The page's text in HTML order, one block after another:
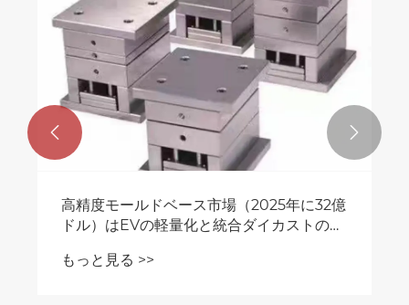
高精度モールドベース市場（2025年に32億
ドル）はEVの軽量化と統合ダイカストのト
か？
もっと見る >>
 